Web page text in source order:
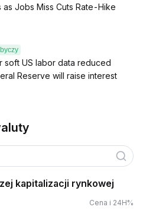
as Jobs Miss Cuts Rate-Hike
byczy
soft US labor data reduced
Reserve will raise interest
kapitalizacji rynkowej
Cena i 24H%